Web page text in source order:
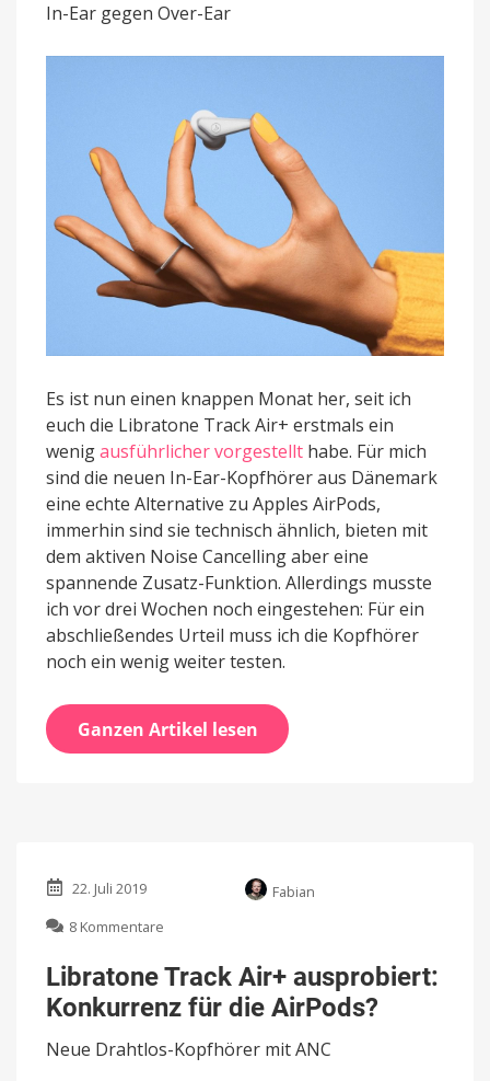
Libratone
Air+
In-Ear gegen Over-Ear
Es ist nun einen knappen Monat her, seit ich
euch die Libratone Track Air+ erstmals ein
wenigausführlicher vorgestellt habe. Für mich
sind die neuen In-Ear-Kopfhörer aus Dänemark
eine echte Alternative zu Apples AirPods,
immerhin sind sie technisch ähnlich, bieten mit
dem aktiven Noise Cancelling aber eine
spannende Zusatz-Funktion. Allerdings musste
ich vor drei Wochen noch eingestehen: Für ein
abschließendes Urteil muss ich die Kopfhörer
noch ein wenig weiter testen.
Ganzen Artikel lesen
22. Juli 2019
Fabian
8 Kommentare
Track
Air+
ausprobiert:
für
Libratone Track Air+ ausprobiert:
Konkurrenz für die AirPods?
Neue Drahtlos-Kopfhörer mit ANC